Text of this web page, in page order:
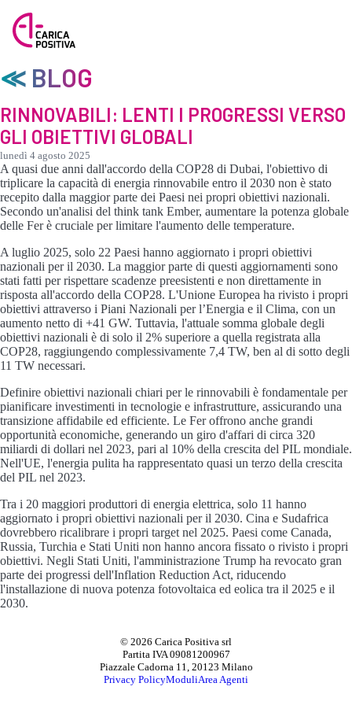
≪ BLOG
RINNOVABILI: LENTI I PROGRESSI VERSO
GLI OBIETTIVI GLOBALI
lunedì 4 agosto 2025
A quasi due anni dall'accordo della COP28 di Dubai, l'obiettivo di
triplicare la capacità di energia rinnovabile entro il 2030 non è stato
recepito dalla maggior parte dei Paesi nei propri obiettivi nazionali.
Secondo un'analisi del think tank Ember, aumentare la potenza globale
delle Fer è cruciale per limitare l'aumento delle temperature.
A luglio 2025, solo 22 Paesi hanno aggiornato i propri obiettivi
nazionali per il 2030. La maggior parte di questi aggiornamenti sono
stati fatti per rispettare scadenze preesistenti e non direttamente in
risposta all'accordo della COP28. L'Unione Europea ha rivisto i propri
obiettivi attraverso i Piani Nazionali per l’Energia e il Clima, con un
aumento netto di +41 GW. Tuttavia, l'attuale somma globale degli
obiettivi nazionali è di solo il 2% superiore a quella registrata alla
COP28, raggiungendo complessivamente 7,4 TW, ben al di sotto degli
11 TW necessari.
Definire obiettivi nazionali chiari per le rinnovabili è fondamentale per
pianificare investimenti in tecnologie e infrastrutture, assicurando una
transizione affidabile ed efficiente. Le Fer offrono anche grandi
opportunità economiche, generando un giro d'affari di circa 320
miliardi di dollari nel 2023, pari al 10% della crescita del PIL mondiale.
Nell'UE, l'energia pulita ha rappresentato quasi un terzo della crescita
del PIL nel 2023.
Tra i 20 maggiori produttori di energia elettrica, solo 11 hanno
aggiornato i propri obiettivi nazionali per il 2030. Cina e Sudafrica
dovrebbero ricalibrare i propri target nel 2025. Paesi come Canada,
Russia, Turchia e Stati Uniti non hanno ancora fissato o rivisto i propri
obiettivi. Negli Stati Uniti, l'amministrazione Trump ha revocato gran
parte dei progressi dell'Inflation Reduction Act, riducendo
l'installazione di nuova potenza fotovoltaica ed eolica tra il 2025 e il
2030.
© 2026 Carica Positiva srl
Partita IVA 09081200967
Piazzale Cadorna 11, 20123 Milano
Privacy PolicyModuliArea Agenti